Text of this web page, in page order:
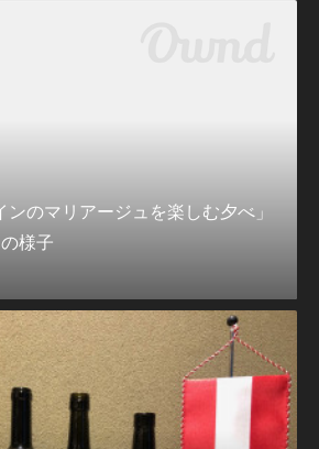
ンのマリアージュを楽しむ夕べ」
様子